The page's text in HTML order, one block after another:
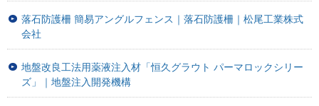
落石防護柵 簡易アングルフェンス｜落石防護柵｜松尾工業株式
会社
地盤改良工法用薬液注入材「恒久グラウト パーマロックシリー
ズ」｜地盤注入開発機構